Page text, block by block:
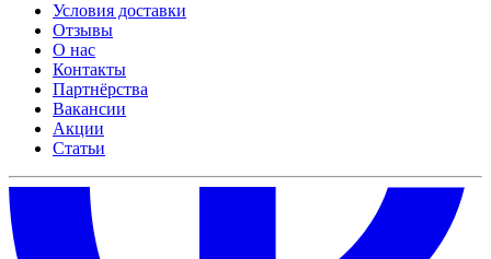
Условия доставки
Отзывы
О нас
Контакты
Партнёрства
Вакансии
Акции
Статьи